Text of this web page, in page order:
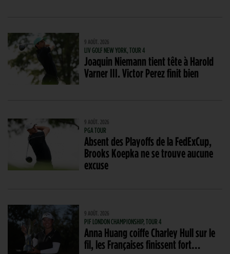
9 AOÛT. 2026
LIV GOLF NEW YORK, TOUR 4
Joaquin Niemann tient tête à Harold
Varner III. Victor Perez finit bien
9 AOÛT. 2026
PGA TOUR
Absent des Playoffs de la FedExCup,
Brooks Koepka ne se trouve aucune
excuse
9 AOÛT. 2026
PIF LONDON CHAMPIONSHIP, TOUR 4
Anna Huang coiffe Charley Hull sur le
fil, les Françaises finissent fort…